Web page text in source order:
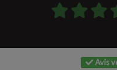
Avis